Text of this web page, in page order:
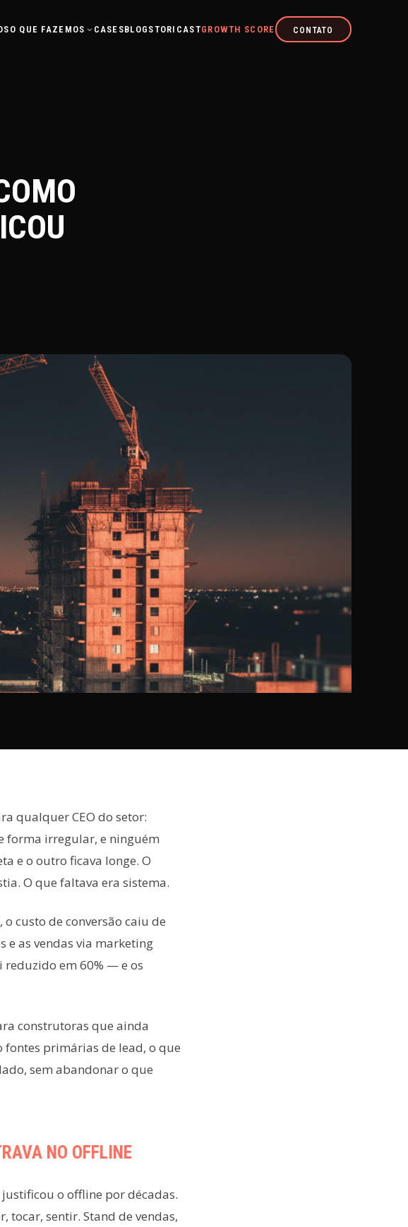
O QUE FAZEMOS CASESBLOG STORICASTGROWTH SCORE CONTATO
qualquer CEO do setor:
forma irregular, e ninguém
e o outro ficava longe. O
O que faltava era sistema.
custo de conversão caiu de
e as vendas via marketing
em 60% — e os
construtoras que ainda
fontes primárias de lead, o que
sem abandonar o que
NO OFFLINE
o offline por décadas.
tocar, sentir. Stand de vendas,